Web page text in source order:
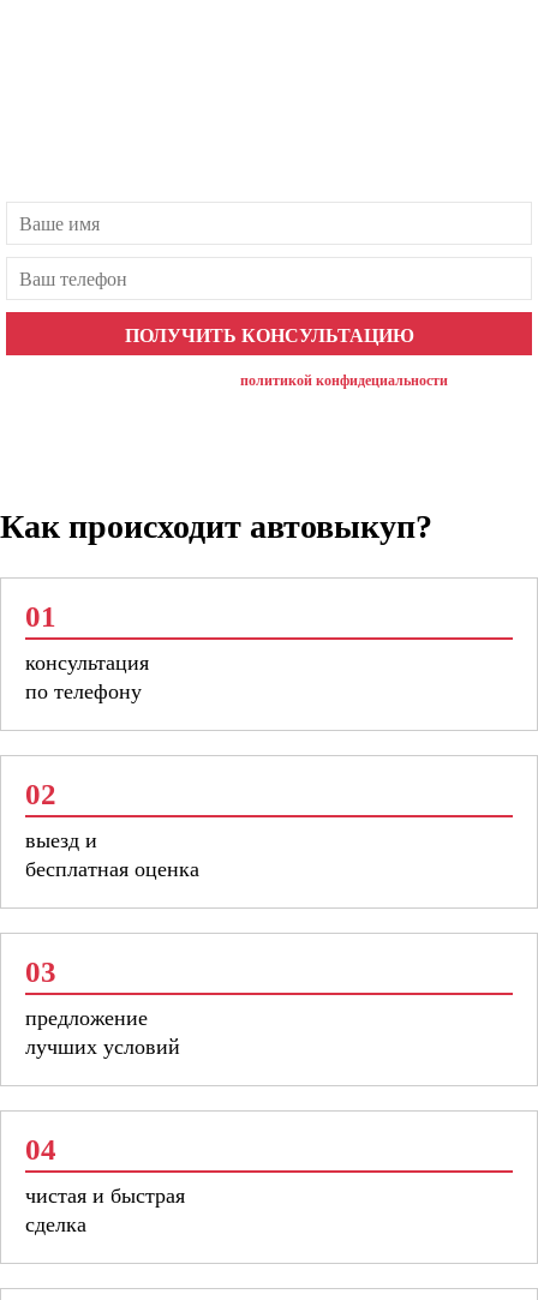
политикой конфидециальности
Как происходит автовыкуп?
01
консультация
по телефону
02
выезд и
бесплатная оценка
03
предложение
лучших условий
04
чистая и быстрая
сделка